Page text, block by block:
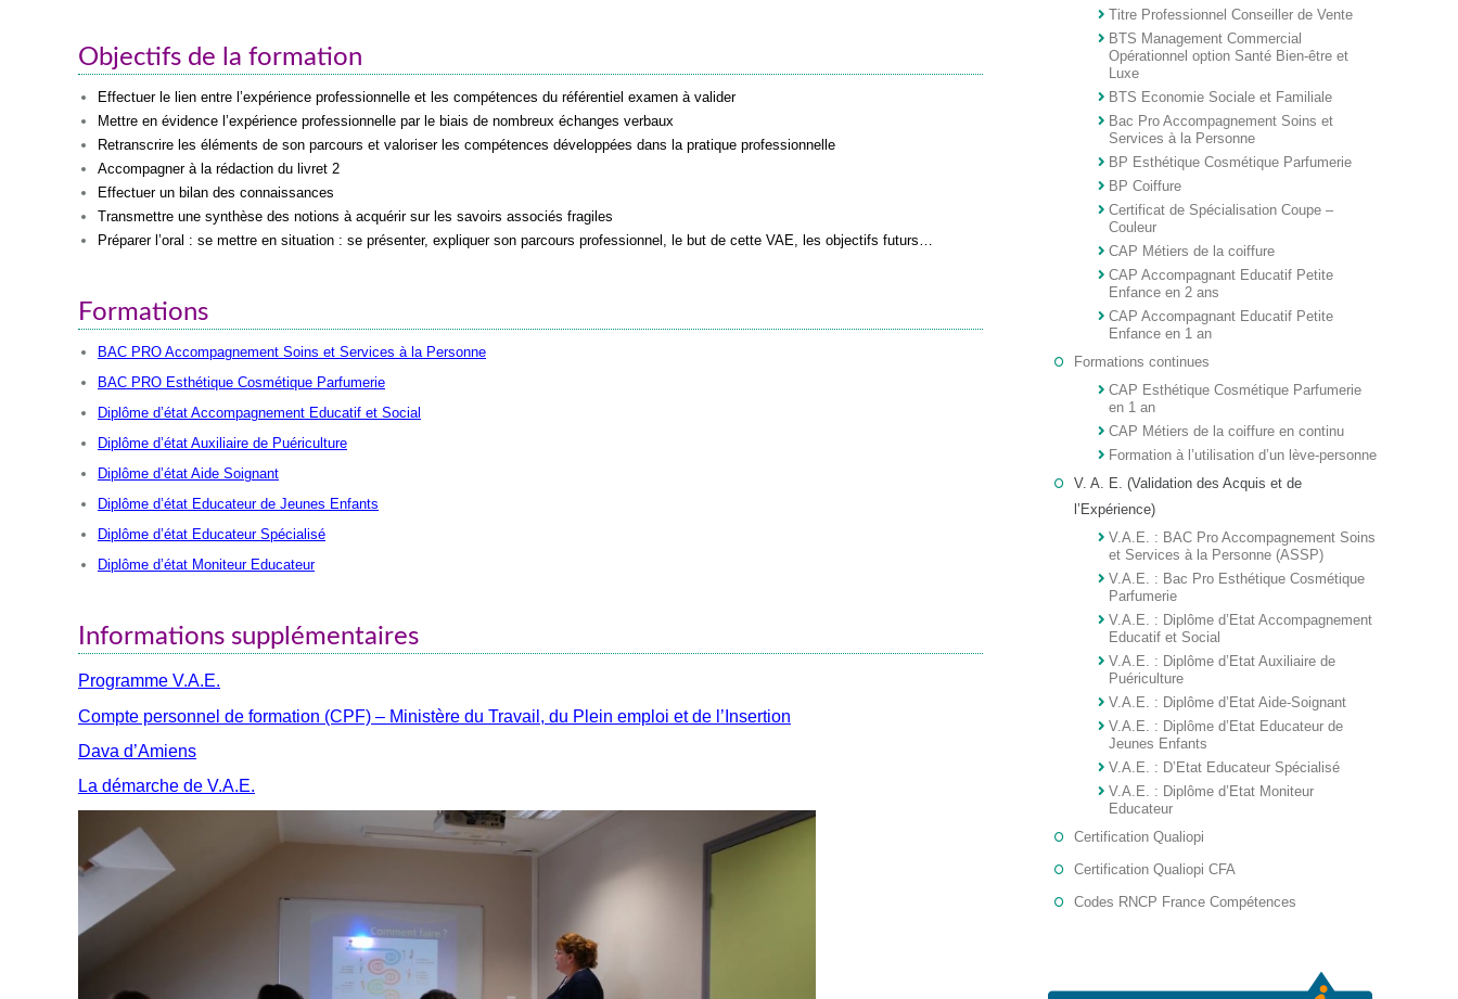
Objectifs de la formation
Effectuer le lien entre l’expérience professionnelle et les compétences du référentiel examen à valider
Mettre en évidence l’expérience professionnelle par le biais de nombreux échanges verbaux
Retranscrire les éléments de son parcours et valoriser les compétences développées dans la pratique professionnelle
Accompagner à la rédaction du livret 2
Effectuer un bilan des connaissances
Transmettre une synthèse des notions à acquérir sur les savoirs associés fragiles
Préparer l’oral : se mettre en situation : se présenter, expliquer son parcours professionnel, le but de cette VAE, les objectifs futurs…
Formations
BAC PRO Accompagnement Soins et Services à la Personne
BAC PRO Esthétique Cosmétique Parfumerie
Diplôme d’état Accompagnement Educatif et Social
Diplôme d’état Auxiliaire de Puériculture
Diplôme d’état Aide Soignant
Diplôme d’état Educateur de Jeunes Enfants
Diplôme d’état Educateur Spécialisé
Diplôme d’état Moniteur Educateur
Informations supplémentaires
Programme V.A.E.
Compte personnel de formation (CPF) – Ministère du Travail, du Plein emploi et de l’Insertion
Dava d’Amiens
La démarche de V.A.E.
Titre Professionnel Conseiller de Vente
BTS Management Commercial
Opérationnel option Santé Bien-être et
Luxe
BTS Economie Sociale et Familiale
Bac Pro Accompagnement Soins et
Services à la Personne
BP Esthétique Cosmétique Parfumerie
BP Coiffure
Certificat de Spécialisation Coupe –
Couleur
CAP Métiers de la coiffure
CAP Accompagnant Educatif Petite
Enfance en 2 ans
CAP Accompagnant Educatif Petite
Enfance en 1 an
Formations continues
CAP Esthétique Cosmétique Parfumerie
en 1 an
CAP Métiers de la coiffure en continu
Formation à l’utilisation d’un lève-personne
V. A. E. (Validation des Acquis et de
l’Expérience)
V.A.E. : BAC Pro Accompagnement Soins
et Services à la Personne (ASSP)
V.A.E. : Bac Pro Esthétique Cosmétique
Parfumerie
V.A.E. : Diplôme d’Etat Accompagnement
Educatif et Social
V.A.E. : Diplôme d’Etat Auxiliaire de
Puériculture
V.A.E. : Diplôme d’Etat Aide-Soignant
V.A.E. : Diplôme d’Etat Educateur de
Jeunes Enfants
V.A.E. : D’Etat Educateur Spécialisé
V.A.E. : Diplôme d’Etat Moniteur
Educateur
Certification Qualiopi
Certification Qualiopi CFA
Codes RNCP France Compétences